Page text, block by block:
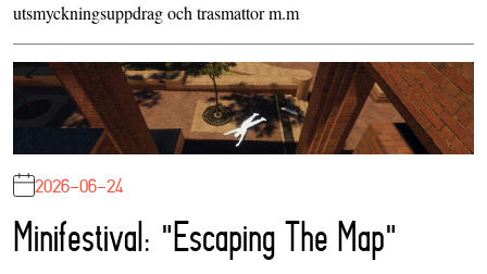
utsmyckningsuppdrag och trasmattor m.m
2026-06-24
Minifestival: "Escaping The Map"